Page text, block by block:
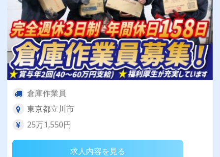
倉庫作業員
東京都立川市
25万1,550円
求人内容を見る